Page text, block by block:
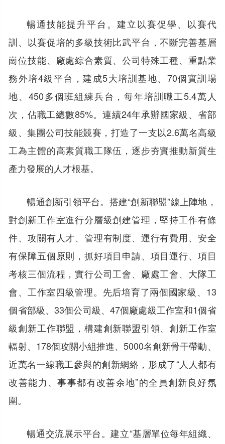
暢通技能提升平台。建立以賽促學、以賽代
訓、以賽促培的多級技術比武平台，不斷完善基層
崗位技能、廠處綜合素質、公司特殊工種、重點業
務外培4級平台，建成5大培訓基地、70個實訓場
地、450多個班組練兵台，每年培訓職工5.4萬人
次，佔職工總數85%。連續24年承辦國家級、省部
級、集團公司技能競賽，打造了一支以2.6萬名高級
工為主體的高素質職工隊伍，逐步夯實推動新質生
產力發展的人才根基。
暢通創新引領平台。搭建“創新聯盟”線上陣地，
對創新工作室進行分層級創建管理，堅持工作有條
件、攻關有人才、管理有制度、運行有費用、安全
有保障五個原則，抓好項目申請、項目運行、項目
考核三個流程，實行公司工會、廠處工會、大隊工
會、工作室四級管理。先后培育了兩個國家級、13
個省部級、33個公司級、47個廠處級工作室和1個省
級創新工作聯盟，構建創新聯盟引領、創新工作室
輻射、178個攻關小組推進、5000名創新骨干帶動、
近萬名一線職工參與的創新網絡，形成了“人人都有
改善能力、事事都有改善余地”的全員創新良好氛
圍。
暢通交流展示平台。建立“基層單位每年組織、